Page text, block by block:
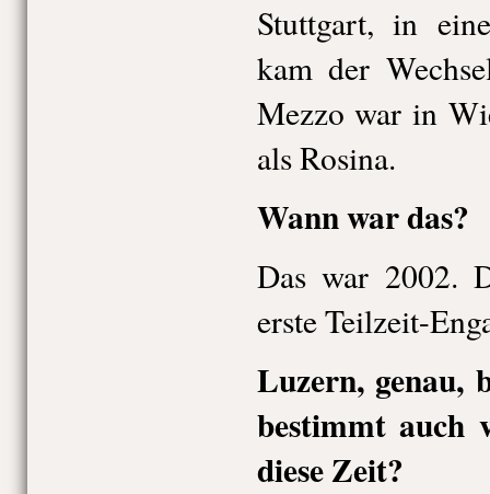
Stuttgart, in
kam der
Mezzo war in
als Rosina.
Wann war das?
Das war 2002.
erste Teilzeit-
Luzern, genau,
bestimmt auch
diese Zeit?